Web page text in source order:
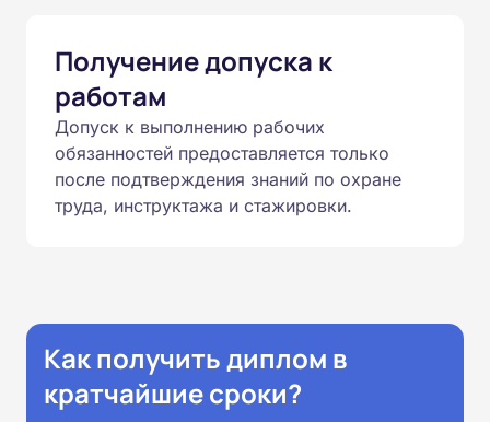
Получение допуска к
работам
Допуск к выполнению рабочих
обязанностей предоставляется только
после подтверждения знаний по охране
труда, инструктажа и стажировки.
Как получить диплом в
кратчайшие сроки?